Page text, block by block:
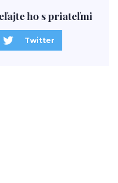
ho s priateľmi
Twitter